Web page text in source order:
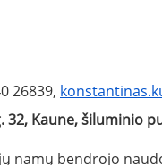
26839,
32, Kaune, šiluminio
namų bendrojo